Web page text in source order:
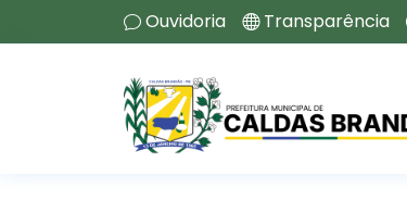
Ouvidoria Transparência